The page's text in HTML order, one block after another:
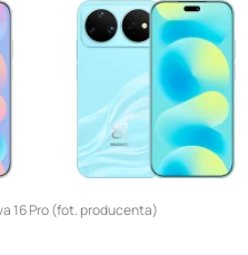
16 Pro (fot. producenta)